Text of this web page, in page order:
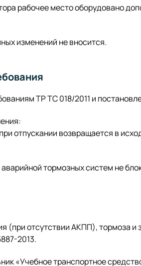
рабочее место оборудовано
изменений не вносится.
ТР ТС 018/2011 и
отпускании возвращается в
тормозных систем не
(при отсутствии АКПП), тормоза и
2013.
«Учебное транспортное